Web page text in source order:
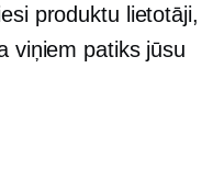
produktu lietotāji,
viņiem patiks jūsu